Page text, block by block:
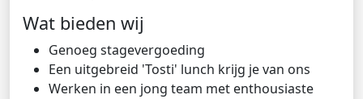
Wat bieden wij
Genoeg stagevergoeding
Een uitgebreid 'Tosti' lunch krijg je van ons
Werken in een jong team met enthousiaste